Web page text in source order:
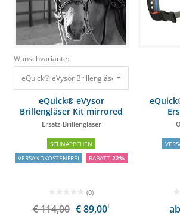
Wunschvariante:
eQuick® eVysor Brillengläser Kit mirrored blue
eQuick® eVysor
Brillengläser Kit mirrored
blue
Ersatz-Brillengläser
SCHNÄPPCHEN
VERSANDKOSTENFREI
RABATT 22%
(0)
€ 114,00 € 89,001